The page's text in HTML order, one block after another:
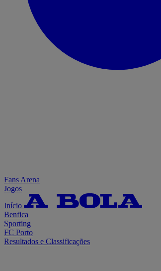
Fans Arena
Jogos
Início
Benfica
Sporting
FC Porto
Resultados e Classificações